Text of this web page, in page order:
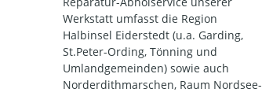
Werkstatt umfasst die Region
Halbinsel Eiderstedt (u.a. Garding,
St.Peter-Ording, Tönning und
Umlandgemeinden) sowie auch
Norderdithmarschen, Raum Nordsee-